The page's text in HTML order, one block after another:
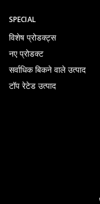
SPECIAL
विशेष प्रोडक्ट्स
नए प्रोडक्ट
सर्वाधिक बिकने वाले उत्पाद
टॉप रेटेड उत्पाद